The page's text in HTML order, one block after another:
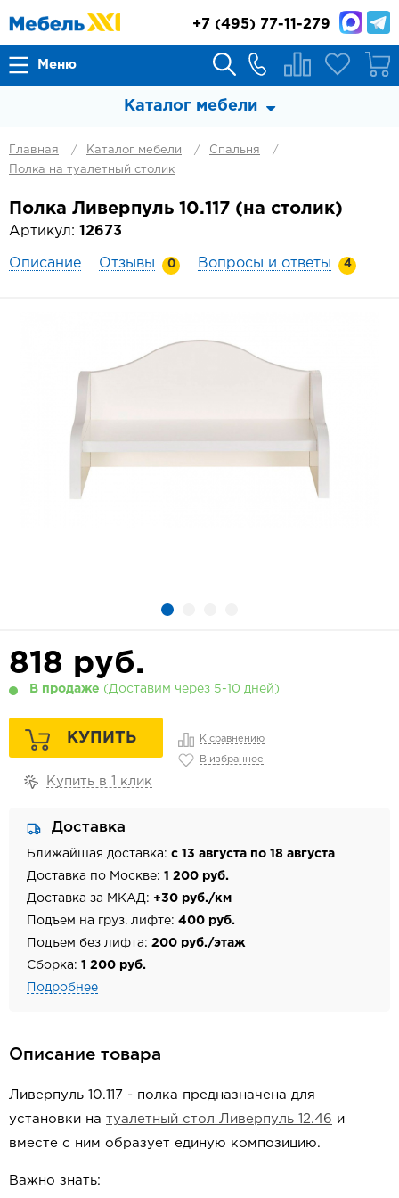
Меню
+7 (495) 77-11-279
Каталог мебели
Главная Каталог мебели
Спальня
Полка на туалетный столик
Полка Ливерпуль 10.117 (на столик)
Артикул: 12673
Описание Отзывы 0 Вопросы и ответы 4
818 руб.
В продаже (Доставим через 5-10 дней)
КУПИТЬ К сравнению
В избранное
Купить в 1 клик
Доставка
Ближайшая доставка: с 13 августа по 18 августа
Доставка по Москве: 1 200 руб.
Доставка за МКАД: +30 руб./км
Подъем на груз. лифте: 400 руб.
Подъем без лифта: 200 руб./этаж
Сборка: 1 200 руб.
Подробнее
Описание товара
Ливерпуль 10.117 - полка предназначена для
установки на туалетный стол Ливерпуль 12.46 и
вместе с ним образует единую композицию.
Важно знать: